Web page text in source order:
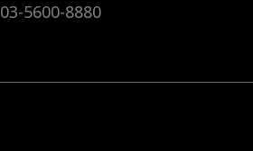
03-5600-8880